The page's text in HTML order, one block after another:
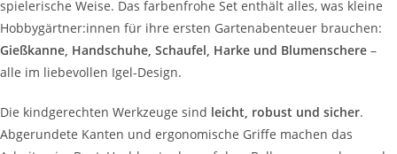
spielerische Weise. Das farbenfrohe Set enthält alles, was kleine
Hobbygärtner:innen für ihre ersten Gartenabenteuer brauchen:
Gießkanne, Handschuhe, Schaufel, Harke und Blumenschere –
alle im liebevollen Igel-Design.
Die kindgerechten Werkzeuge sind leicht, robust und sicher.
Abgerundete Kanten und ergonomische Griffe machen das